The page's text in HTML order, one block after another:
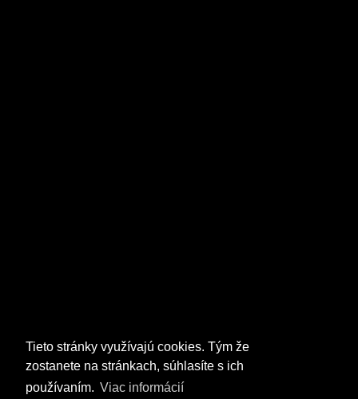
Tieto stránky využívajú cookies. Tým že
zostanete na stránkach, súhlasíte s ich
používaním. Viac informácií